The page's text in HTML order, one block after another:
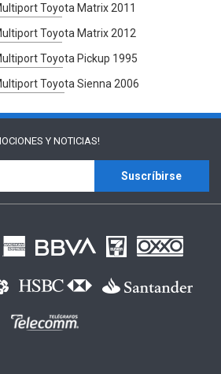
Toyota Matrix 2011
Toyota Matrix 2012
Toyota Pickup 1995
Toyota Sienna 2006
Y NOTICIAS!
Suscríbirse